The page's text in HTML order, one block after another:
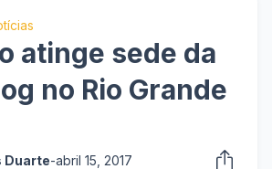
atinge sede da
no Rio Grande
Duarte-abril 15, 2017